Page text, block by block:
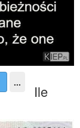
... Ile